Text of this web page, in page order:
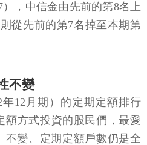
），中信金由先前的第8名上
從先前的第7名掉至本期第
不變
年12月期）的定期定額排行
額方式投資的股民們，最愛
不變、定期定額戶數仍是全